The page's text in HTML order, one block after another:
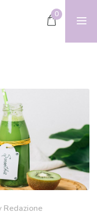
0
Redazione